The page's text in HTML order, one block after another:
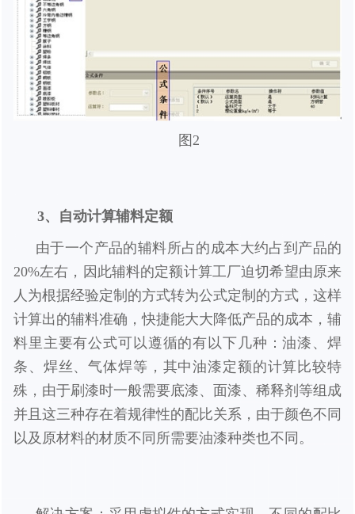
图2
3、自动计算辅料定额
由于一个产品的辅料所占的成本大约占到产品的
20%左右，因此辅料的定额计算工厂迫切希望由原来
人为根据经验定制的方式转为公式定制的方式，这样
计算出的辅料准确，快捷能大大降低产品的成本，辅
料里主要有公式可以遵循的有以下几种：油漆、焊
条、焊丝、气体焊等，其中油漆定额的计算比较特
殊，由于刷漆时一般需要底漆、面漆、稀释剂等组成
并且这三种存在着规律性的配比关系，由于颜色不同
以及原材料的材质不同所需要油漆种类也不同。